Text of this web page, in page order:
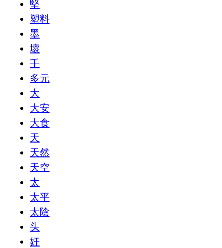
堅
塑料
墨
壞
壬
多元
大
大安
大食
天
天然
天空
太
太平
太陰
头
奸